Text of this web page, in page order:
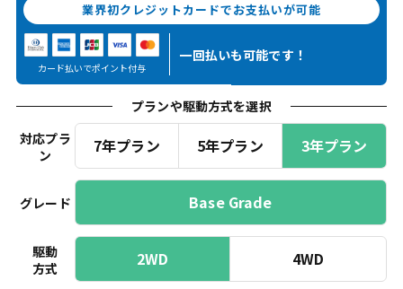
業界初クレジットカードでお支払いが可能
カード払いでポイント付与
一回払いも可能です！
プランや駆動方式を選択
対応プラ
ン
7年プラン 5年プラン 3年プラン
グレード Base Grade
駆動
方式
2WD 4WD